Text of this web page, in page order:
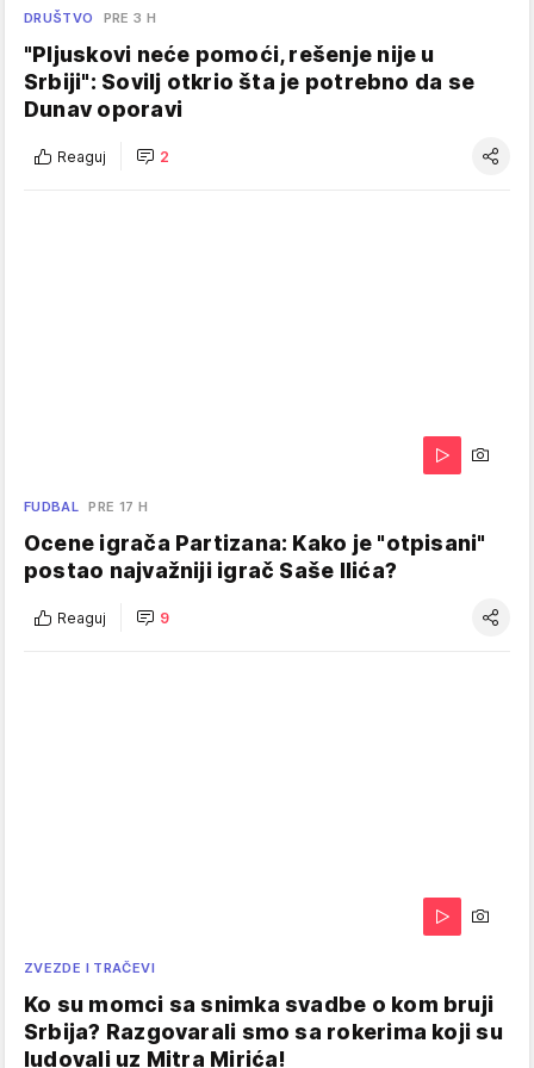
DRUŠTVO PRE 3 H
"Pljuskovi neće pomoći, rešenje nije u
Srbiji": Sovilj otkrio šta je potrebno da se
Dunav oporavi
Reaguj 2
FUDBAL PRE 17 H
Ocene igrača Partizana: Kako je "otpisani"
postao najvažniji igrač Saše Ilića?
Reaguj 9
ZVEZDE I TRAČEVI
Ko su momci sa snimka svadbe o kom bruji
Srbija? Razgovarali smo sa rokerima koji su
ludovali uz Mitra Mirića!